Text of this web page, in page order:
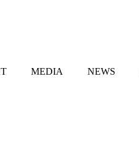
MEDIA NEWS